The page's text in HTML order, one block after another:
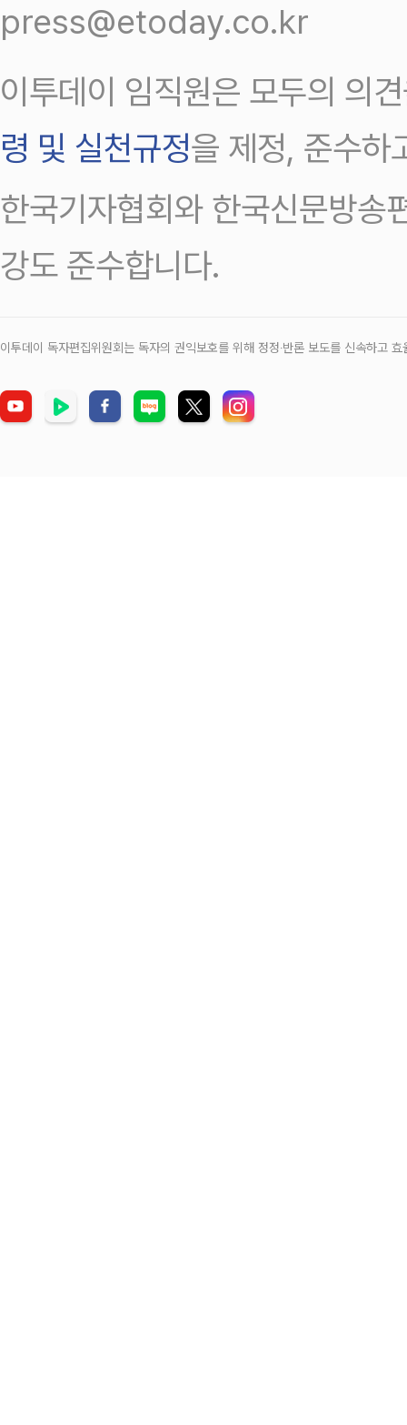
press@etoday.co.kr
이투데이 임직원은 모두의 의
령 및 실천규정을 제정, 준수하
한국기자협회와 한국신문방송
강도 준수합니다.
이투데이 독자편집위원회는 독자의 권익보호를 위해 정정‧반론 보도를 신속하고